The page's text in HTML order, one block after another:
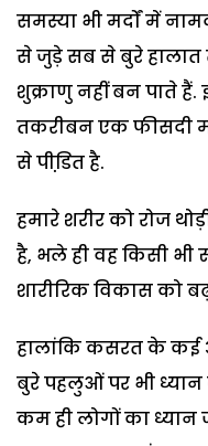
समस्या भी मर्दों में
से जुड़े सब से बुरे हालात
शुक्राणु नहीं बन पाते हैं.
तकरीबन एक फीसदी
से पीडि़त है.
हमारे शरीर को रोज
है, भले ही वह किसी भी
शारीरिक विकास को
हालांकि कसरत के कई
बुरे पहलुओं पर भी
कम ही लोगों का ध्यान